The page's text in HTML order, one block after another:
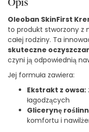
Opis
Oleoban SkinFirst
to produkt stworzony z
całej rodziny. Ta
skuteczne
czyni ją odpowiednią
Jej formuła zawiera:
Ekstrakt z owsa:
łagodzących
Glicerynę
komfortu i